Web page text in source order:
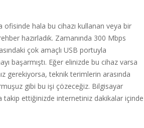
hala bu cihazı kullanan veya bir
hazırladık. Zamanında 300 Mbps
çok amaçlı USB portuyla
başarmıştı. Eğer elinizde bu cihaz varsa
gerekiyorsa, teknik terimlerin arasında
gibi bu işi çözeceğiz. Bilgisayar
takip ettiğinizde internetiniz dakikalar içinde